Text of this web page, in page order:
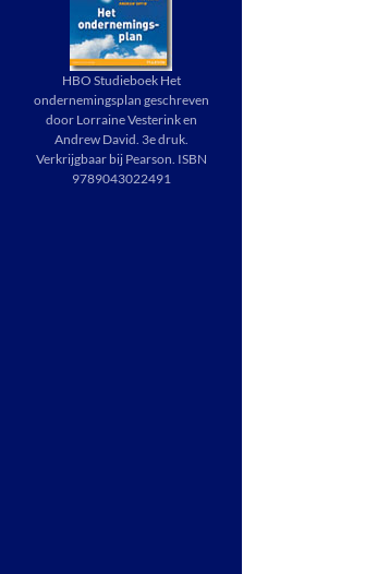
HBO Studieboek Het
ondernemingsplan geschreven
door Lorraine Vesterink en
Andrew David. 3e druk.
Verkrijgbaar bij Pearson. ISBN
9789043022491